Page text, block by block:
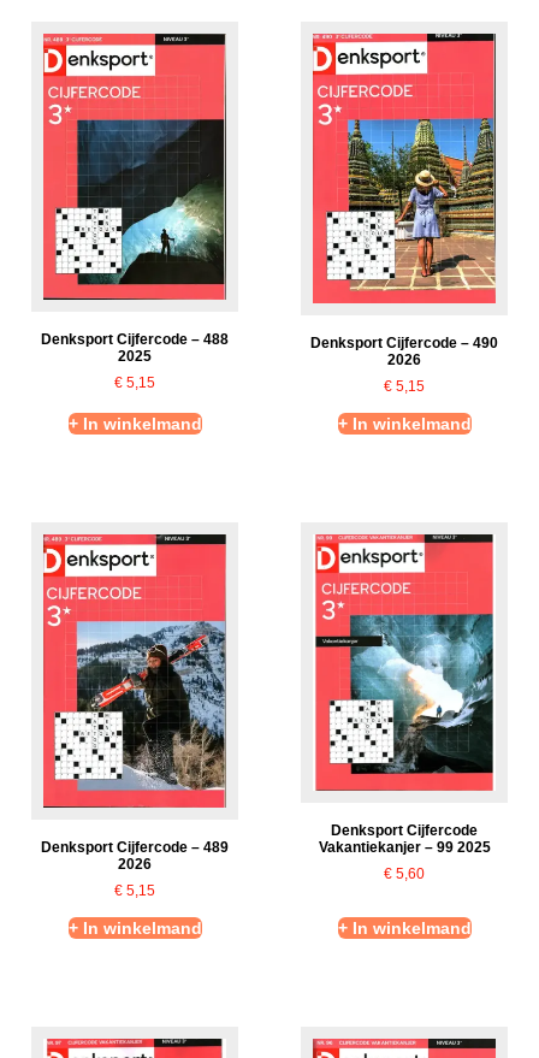
Denksport Cijfercode – 488
2025
€ 5,15
+ In winkelmand
Denksport Cijfercode – 490
2026
€ 5,15
+ In winkelmand
Denksport Cijfercode – 489
2026
€ 5,15
+ In winkelmand
Denksport Cijfercode
Vakantiekanjer – 99 2025
€ 5,60
+ In winkelmand